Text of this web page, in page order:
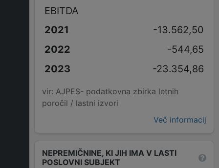
EBITDA
-13.562,50
-544,65
-23.354,86
vir: AJPES- podatkovna zbirka letnih
poročil / lastni izvori
Več informacij
NEPREMIČNINE, KI JIH IMA V LASTI
POSLOVNI SUBJEKT